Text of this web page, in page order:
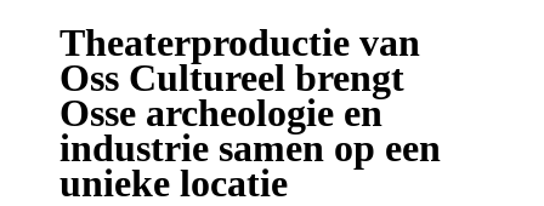
Theaterproductievan
Oss Cultureel brengt
Osse archeologie en
industrie samen op een
unieke locatie